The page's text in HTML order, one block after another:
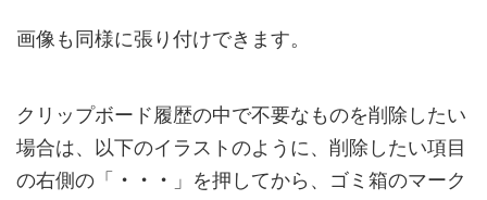
画像も同様に張り付けできます。
クリップボード履歴の中で不要なものを削除したい
場合は、以下のイラストのように、削除したい項目
の右側の「
・・・ 」を押してから、ゴミ箱のマーク